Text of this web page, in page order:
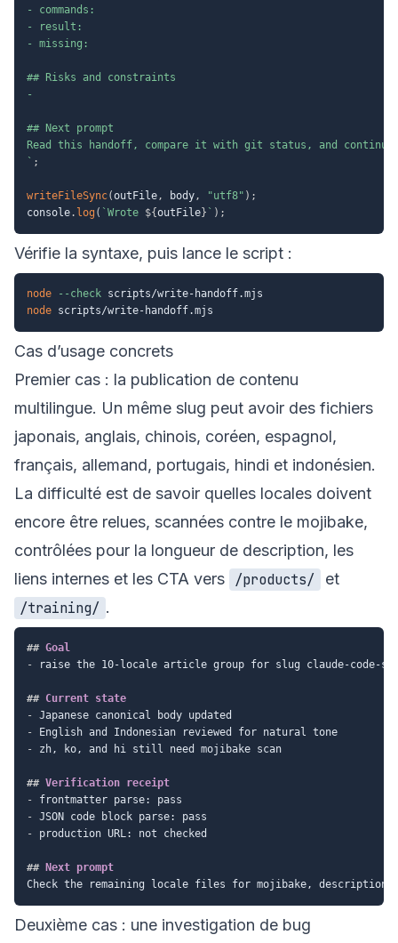
- commands:
- result:
- missing:
## Risks and constraints
-
## Next prompt
` ;
writeFileSync(outFile, body, "utf8" ) ;
console. log ( ` Wrote ${outFile} ` ) ;
Vérifie la syntaxe, puis lance le script :
node --check
node
Cas d’usage concrets
Premier cas : la publication de contenu
multilingue. Un même slug peut avoir des fichiers
japonais, anglais, chinois, coréen, espagnol,
français, allemand, portugais, hindi et indonésien.
La difficulté est de savoir quelles locales doivent
encore être relues, scannées contre le mojibake,
contrôlées pour la longueur de description, les
liens internes et les CTA vers
/products/
et
/training/ .
## Goal
- raise the 10-locale article group for slug claude-code-
## Current state
-
-
- zh, ko, and hi still need mojibake scan
## Verification receipt
-
-
- production URL: not checked
## Next prompt
Deuxième cas : une investigation de bug